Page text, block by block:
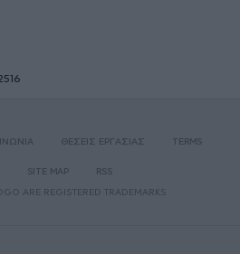
ΘΕΣΕΙΣ ΕΡΓΑΣΙΑΣ TERMS
SITE MAP
RSS
ARE REGISTERED TRADEMARKS